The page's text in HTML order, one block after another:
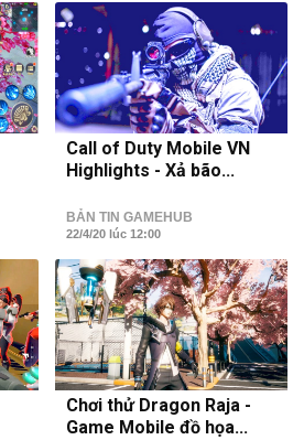
Call of Duty Mobile VN
Highlights - Xả bão...
BẢN TIN GAMEHUB
22/4/20 lúc 12:00
Chơi thử Dragon Raja -
Game Mobile đồ họa...